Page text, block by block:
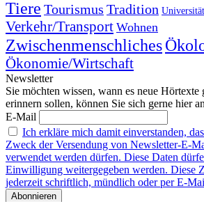
Tiere Tourismus Tradition
Verkehr/Transport Wohnen
Zwischenmenschliches
Ökonomie/Wirtschaft
Newsletter
Sie möchten wissen, wann es neue
erinnern sollen, können Sie sich gerne hier
E-Mail
Ich erkläre mich damit einverstanden,
Zweck der Versendung von Newsletter-E-
verwendet werden dürfen. Diese Daten
Einwilligung weitergegeben werden. Diese
jederzeit schriftlich, mündlich oder per E-